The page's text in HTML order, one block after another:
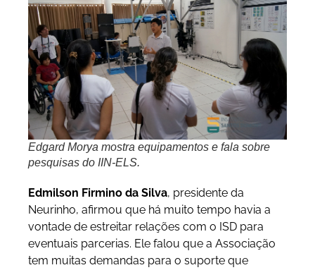
Edgard Morya mostra equipamentos e fala sobre
pesquisas do IIN-ELS.
Edmilson Firmino da Silva, presidente da
Neurinho, afirmou que há muito tempo havia a
vontade de estreitar relações com o ISD para
eventuais parcerias. Ele falou que a Associação
tem muitas demandas para o suporte que